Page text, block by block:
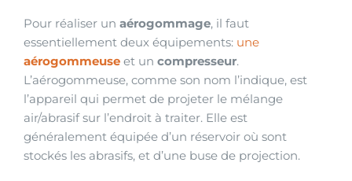
Pour réaliser un aérogommage, il faut
essentiellement deux équipements: une
aérogommeuse et un compresseur.
L’aérogommeuse, comme son nom l’indique, est
l’appareil qui permet de projeter le mélange
air/abrasif sur l’endroit à traiter. Elle est
généralement équipée d’un réservoir où sont
stockés les abrasifs, et d’une buse de projection.